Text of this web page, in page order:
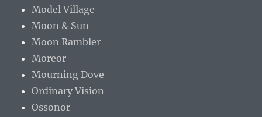
Model Village
Moon & Sun
Moon Rambler
Moreor
Mourning Dove
Ordinary Vision
Ossonor